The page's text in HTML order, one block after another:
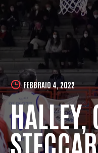
FEBBRAIO 4, 2022
HALLEY,